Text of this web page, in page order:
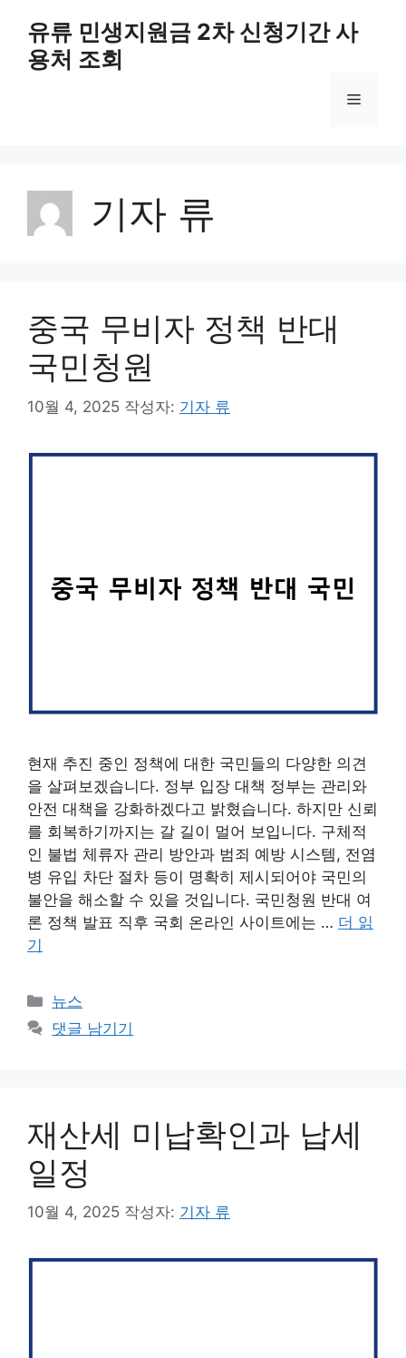
유류 민생지원금 2차 신청기간 사
용처 조회
메
기자 류
중국 무비자 정책 반대
국민청원
10월 4, 2025 작성자: 기자 류
현재 추진 중인 정책에 대한 국민들의 다양한 의견
을 살펴보겠습니다. 정부 입장 대책 정부는 관리와
안전 대책을 강화하겠다고 밝혔습니다. 하지만 신뢰
를 회복하기까지는 갈 길이 멀어 보입니다. 구체적
인 불법 체류자 관리 방안과 범죄 예방 시스템, 전염
병 유입 차단 절차 등이 명확히 제시되어야 국민의
불안을 해소할 수 있을 것입니다. 국민청원 반대 여
론 정책 발표 직후 국회 온라인 사이트에는 … 더 읽
기
카
테
고
뉴스
댓글 남기기
재산세 미납확인과 납세
일정
10월 4, 2025 작성자: 기자 류